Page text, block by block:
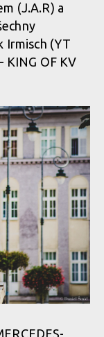
(J.A.R) a
Irmisch (YT
KING OF KV